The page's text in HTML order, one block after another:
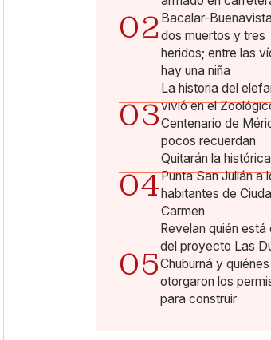
02Bacalar-
dos muertos y tres
heridos; entre las
hay una niña
03
La historia del
vivió en el
Centenario de
pocos recuerdan
04
Quitarán la
Punta San Julián a
habitantes de
Carmen
05
Revelan quién está
del proyecto Las
Chuburná y quiénes
otorgaron los
para construir